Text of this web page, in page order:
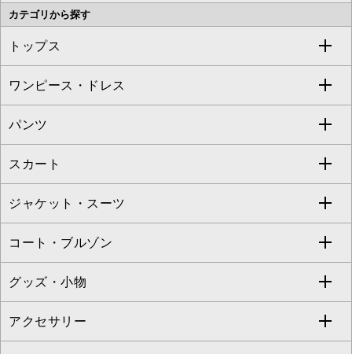
OFUON le MK
MK MICHEL KLEIN HOMME
MK MICHEL KLEIN BAG
カテゴリから探す
トップス
すべてのトップス
カットソー・Tシャツ
ブラウス・シャツ
ニット・セーター
カーディガン
アンサンブルセット
ベスト・ジレ
ワンピース・ドレス
すべてのワンピース・ドレス
ワンピース
ドレス
チュニック
ジャンパースカート
その他のワンピース・ドレス
パンツ
すべてのパンツ
フルレングスパンツ
クロップド・半端丈パンツ
ガウチョ・ワイドパンツ
ハーフ・ショート丈パンツ
スカート
すべてのスカート
ロング・マキシ丈スカート
ひざ丈スカート
ミモレ丈スカート
ジャケット・スーツ
すべてのジャケット・スーツ
テーラードジャケット
ノーカラージャケット
コート・ブルゾン
すべてのコート・ブルゾン
トレンチコート
グッズ・小物
すべてのグッズ・小物
アクセサリー